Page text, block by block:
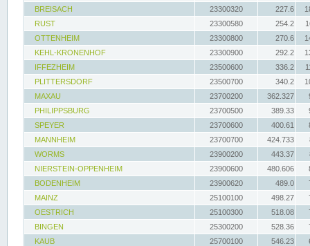
BREISACH
23300320 227.6
RUST
23300580 254.2
OTTENHEIM
23300800 270.6
KEHL-KRONENHOF
23300900 292.2
IFFEZHEIM
23500600 336.2
PLITTERSDORF
23500700 340.2
MAXAU
23700200 362.327
PHILIPPSBURG
23700500 389.33
SPEYER
23700600 400.61
MANNHEIM
23700700 424.733
WORMS
23900200 443.37
NIERSTEIN-OPPENHEIM
23900600 480.606
BODENHEIM
23900620 489.0
MAINZ
25100100 498.27
OESTRICH
25100300 518.08
BINGEN
25300200 528.36
KAUB
25700100 546.23